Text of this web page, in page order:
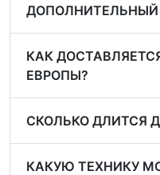
ДОПОЛНИТЕЛЬНЫЙ
КАК
ЕВРОПЫ?
СКОЛЬКО ДЛИТСЯ
КАКУЮ ТЕХНИКУ